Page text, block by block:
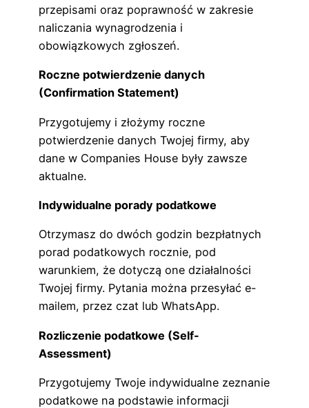
przepisami oraz poprawność w zakresie
naliczania wynagrodzenia i
obowiązkowych zgłoszeń.
Roczne potwierdzenie danych
(Confirmation Statement)
Przygotujemy i złożymy roczne
potwierdzenie danych Twojej firmy, aby
dane w Companies House były zawsze
aktualne.
Indywidualne porady podatkowe
Otrzymasz do dwóch godzin bezpłatnych
porad podatkowych rocznie, pod
warunkiem, że dotyczą one działalności
Twojej firmy. Pytania można przesyłać e-
mailem, przez czat lub WhatsApp.
Rozliczenie podatkowe (Self-
Assessment)
Przygotujemy Twoje indywidualne zeznanie
podatkowe na podstawie informacji